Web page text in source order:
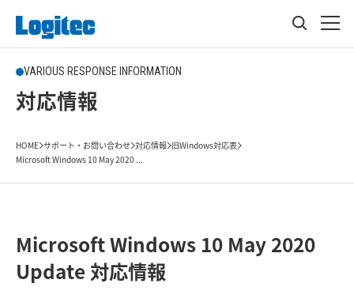
VARIOUS RESPONSE INFORMATION
対応情報
HOME サポート・お問い合わせ 対応情報 旧Windows対応表
Microsoft Windows 10 May 2020 ...
Microsoft Windows 10 May 2020
Update 対応情報